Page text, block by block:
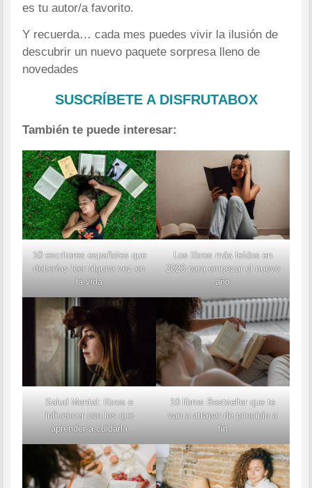
es tu autor/a favorito.
Y recuerda… cada mes puedes vivir la ilusión de
descubrir un nuevo paquete sorpresa lleno de
novedades
SUSCRÍBETE A DISFRUTABOX
También te puede interesar:
10 escritores españoles que
deberías leer alguna vez en
la vida
Los libros más leídos en
2023 para empezar el nuevo
año
Salud Mental: libros e
influencer con los que
aprender a cuidarla
10 libros Bestseller que te
van a atrapar de principio a
fin